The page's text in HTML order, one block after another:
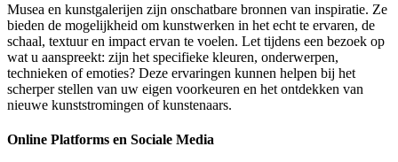
Musea en kunstgalerijen zijn onschatbare bronnen van inspiratie. Ze
bieden de mogelijkheid om kunstwerken in het echt te ervaren, de
schaal, textuur en impact ervan te voelen. Let tijdens een bezoek op
wat u aanspreekt: zijn het specifieke kleuren, onderwerpen,
technieken of emoties? Deze ervaringen kunnen helpen bij het
scherper stellen van uw eigen voorkeuren en het ontdekken van
nieuwe kunststromingen of kunstenaars.
Online Platforms en Sociale Media